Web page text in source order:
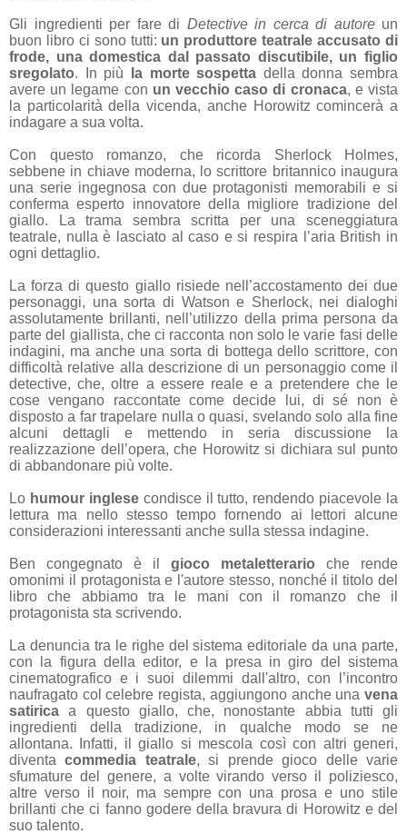
Gli ingredienti per fare di Detective in cerca di autoreun
buon libro ci sono tutti: un produttore teatrale accusato di
frode, una domestica dal passato discutibile, un figlio
sregolato. In più la morte sospetta della donna sembra
avere un legame con un vecchio caso di cronaca, e vista
la particolarità della vicenda, anche Horowitz comincerà a
indagare a sua volta.
Con questo romanzo, che ricorda Sherlock Holmes,
sebbene in chiave moderna, lo scrittore britannico inaugura
una serie ingegnosa con due protagonisti memorabili e si
conferma esperto innovatore della migliore tradizione del
giallo. La trama sembra scritta per una sceneggiatura
teatrale, nulla è lasciato al caso e si respira l’aria British in
ogni dettaglio.
La forza di questo giallo risiede nell’accostamento dei due
personaggi, una sorta di Watson e Sherlock, nei dialoghi
assolutamente brillanti, nell’utilizzo della prima persona da
parte del giallista, che ci racconta non solo le varie fasi delle
indagini, ma anche una sorta di bottega dello scrittore, con
difficoltà relative alla descrizione di un personaggio come il
detective, che, oltre a essere reale e a pretendere che le
cose vengano raccontate come decide lui, di sé non è
disposto a far trapelare nulla o quasi, svelando solo alla fine
alcuni dettagli e mettendo in seria discussione la
realizzazione dell’opera, che Horowitz si dichiara sul punto
di abbandonare più volte.
Lo humour inglese condisce il tutto, rendendo piacevole la
lettura ma nello stesso tempo fornendo ai lettori alcune
considerazioni interessanti anche sulla stessa indagine.
Ben congegnato è il gioco metaletterario che rende
omonimi il protagonista e l'autore stesso, nonché il titolo del
libro che abbiamo tra le mani con il romanzo che il
protagonista sta scrivendo.
La denuncia tra le righe del sistema editoriale da una parte,
con la figura della editor, e la presa in giro del sistema
cinematografico e i suoi dilemmi dall'altro, con l’incontro
naufragato col celebre regista, aggiungono anche una vena
satirica a questo giallo, che, nonostante abbia tutti gli
ingredienti della tradizione, in qualche modo se ne
allontana.
Infatti, il giallo si mescola così con altri generi,
diventacommedia teatrale, si prende gioco delle varie
sfumature del genere, a volte virando verso il poliziesco,
altre verso il noir, ma sempre con una prosa e uno stile
brillanti che ci fanno godere della bravura di Horowitz e del
suo talento.